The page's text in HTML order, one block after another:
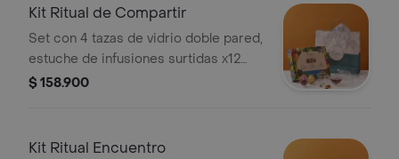
Kit Ritual de Compartir
Set con 4 tazas de vidrio doble pared,
estuche de infusiones surtidas x12
cápsulas y bolsa To Go. Ideal para
$ 158.900
Kit Ritual Encuentro